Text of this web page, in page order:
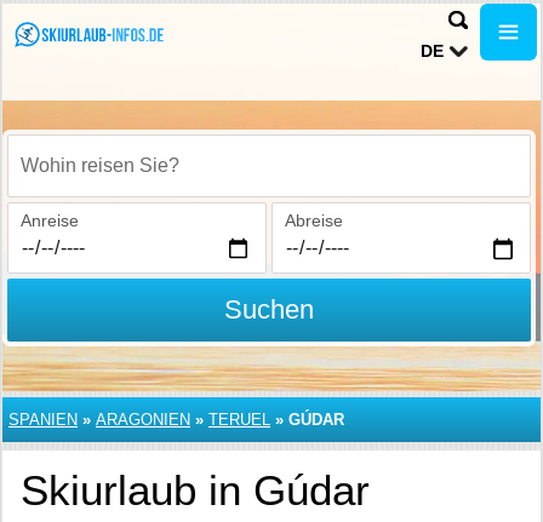
DE
Wohin reisen Sie?
Anreise Abreise
Suchen
SPANIEN » ARAGONIEN » TERUEL » GÚDAR
Skiurlaub in Gúdar